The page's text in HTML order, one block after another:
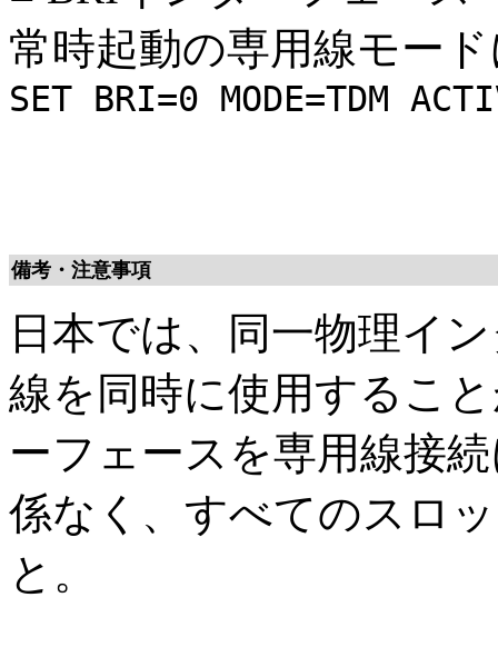
常時起動の専用線モー
SET BRI=0 MODE=TDM
備考・注意事項
日本では、同一物理イ
線を同時に使用するこ
ーフェースを専用線接
係なく、すべてのスロ
と。